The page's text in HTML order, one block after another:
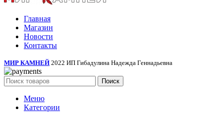
Главная
Магазин
Новости
Контакты
МИР КАМНЕЙ 2022 ИП Гибадулина Надежда Геннадьевна
Поиск
Меню
Категории